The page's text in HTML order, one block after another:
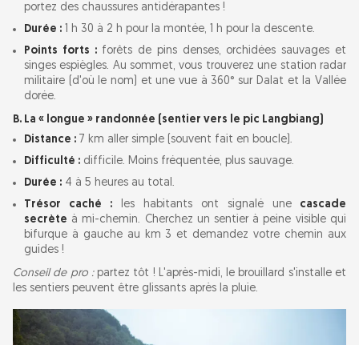
portez des chaussures antidérapantes !
Durée : 1 h 30 à 2 h pour la montée, 1 h pour la descente.
Points forts :forêts de pins denses, orchidées sauvages et
singes espiègles. Au sommet, vous trouverez une station radar
militaire (d'où le nom) et une vue à 360° sur Dalat et la Vallée
dorée.
B. La « longue » randonnée (sentier vers le pic Langbiang)
Distance : 7 km aller simple (souvent fait en boucle).
Difficulté : difficile. Moins fréquentée, plus sauvage.
Durée : 4 à 5 heures au total.
Trésor caché :les habitants ont signalé unecascade
secrète à mi-chemin. Cherchez un sentier à peine visible qui
bifurque à gauche au km 3 et demandez votre chemin aux
guides !
Conseil de pro :partez tôt ! L'après-midi, le brouillard s'installe et
les sentiers peuvent être glissants après la pluie.